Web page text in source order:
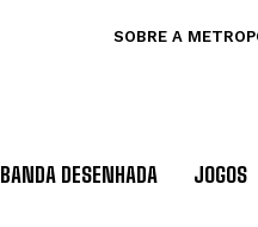
SOBRE A
BANDA DESENHADA JOGOS